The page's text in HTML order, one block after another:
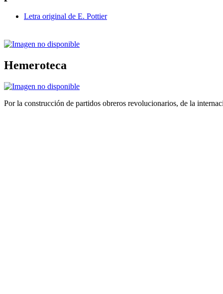
Letra original de E. Pottier
Hemeroteca
Por la construcción de partidos obreros revolucionarios, de la